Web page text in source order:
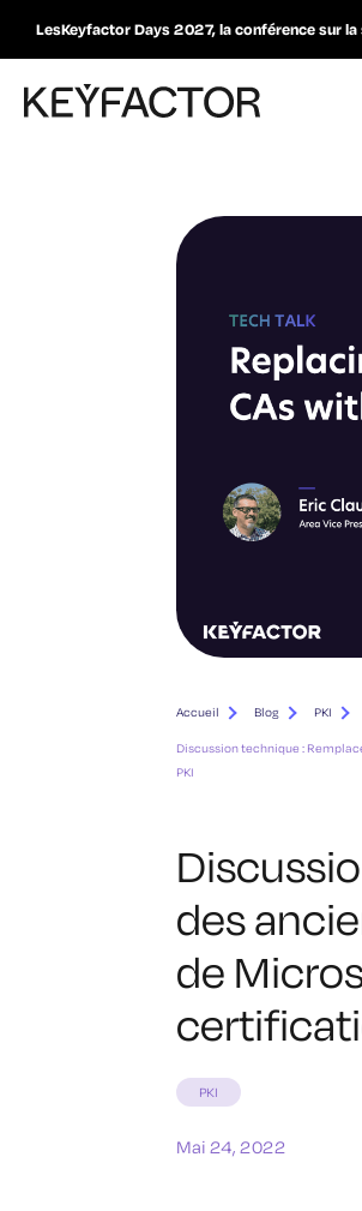
LesKeyfactor Days 2027, la conférence sur
Accueil Blog PKI
Discussion technique :
PKI
des
de
PKI
Mai 24, 2022